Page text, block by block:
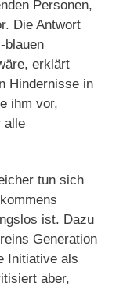
Personen,
Die Antwort
blauen
erklärt
Hindernisse in
ihm vor,
alle
tun sich
ist. Dazu
Generation
Initiative als
aber,